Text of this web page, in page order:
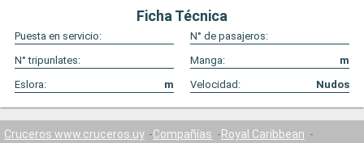
Ficha Técnica
Puesta en servicio:
N° de pasajeros:
N° tripunlates:
Manga:
m
Eslora:
m Velocidad: Nudos
Cruceros www.cruceros.uy Compañías
Royal Caribbean